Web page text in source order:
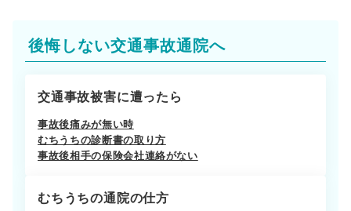
後悔しない交通事故通院へ
交通事故被害に遭ったら
事故後痛みが無い時
むちうちの診断書の取り方
事故後相手の保険会社連絡がない
むちうちの通院の仕方